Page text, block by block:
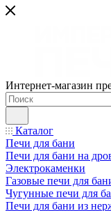
Интернет-магазин
Каталог
Печи для бани
Печи для бани на
Электрокаменки
Газовые печи для
Чугунные печи для
Печи для бани из